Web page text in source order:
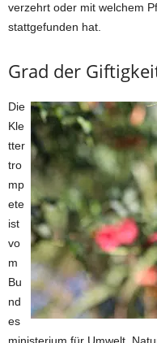
verzehrt oder mit welchem
stattgefunden hat.
Grad der
Die
Kle
tter
tro
mp
ete
ist
vo
m
Bu
nd
es